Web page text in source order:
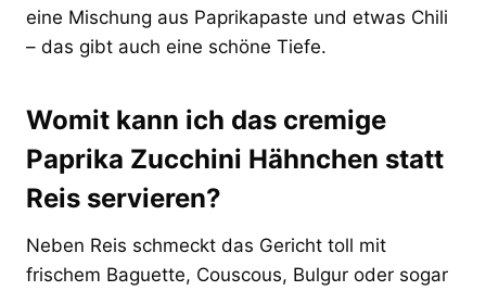
eine Mischung aus Paprikapaste und etwas Chili
– das gibt auch eine schöne Tiefe.
Womit kann ich das cremige
Paprika Zucchini Hähnchen statt
Reis servieren?
Neben Reis schmeckt das Gericht toll mit
frischem Baguette, Couscous, Bulgur oder sogar